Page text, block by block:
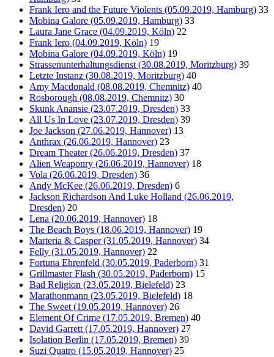
Frank Iero and the Future Violents (05.09.2019, Hamburg) 33
Mobina Galore (05.09.2019, Hamburg) 33
Laura Jane Grace (04.09.2019, Köln) 22
Frank Iero (04.09.2019, Köln) 19
Mobina Galore (04.09.2019, Köln) 19
Strassenunterhaltungsdienst (30.08.2019, Moritzburg) 39
Letzte Instanz (30.08.2019, Moritzburg) 40
Amy Macdonald (08.08.2019, Chemnitz) 40
Rosborough (08.08.2019, Chemnitz) 30
Skunk Anansie (23.07.2019, Dresden) 33
All Us In Love (23.07.2019, Dresden) 39
Joe Jackson (27.06.2019, Hannover) 13
Anthrax (26.06.2019, Hannover) 23
Dream Theater (26.06.2019, Dresden) 37
Alien Weaponry (26.06.2019, Hannover) 18
Vola (26.06.2019, Dresden) 36
Andy McKee (26.06.2019, Dresden) 6
Jackson Richardson And Luke Holland (26.06.2019,
Dresden) 20
Lena (20.06.2019, Hannover) 18
The Beach Boys (18.06.2019, Hannover) 19
Marteria & Casper (31.05.2019, Hannover) 34
Felly (31.05.2019, Hannover) 22
Fortuna Ehrenfeld (30.05.2019, Paderborn) 31
Grillmaster Flash (30.05.2019, Paderborn) 15
Bad Religion (23.05.2019, Bielefeld) 23
Marathonmann (23.05.2019, Bielefeld) 18
The Sweet (19.05.2019, Hannover) 26
Element Of Crime (17.05.2019, Bremen) 40
David Garrett (17.05.2019, Hannover) 27
Isolation Berlin (17.05.2019, Bremen) 39
Suzi Quatro (15.05.2019, Hannover) 25